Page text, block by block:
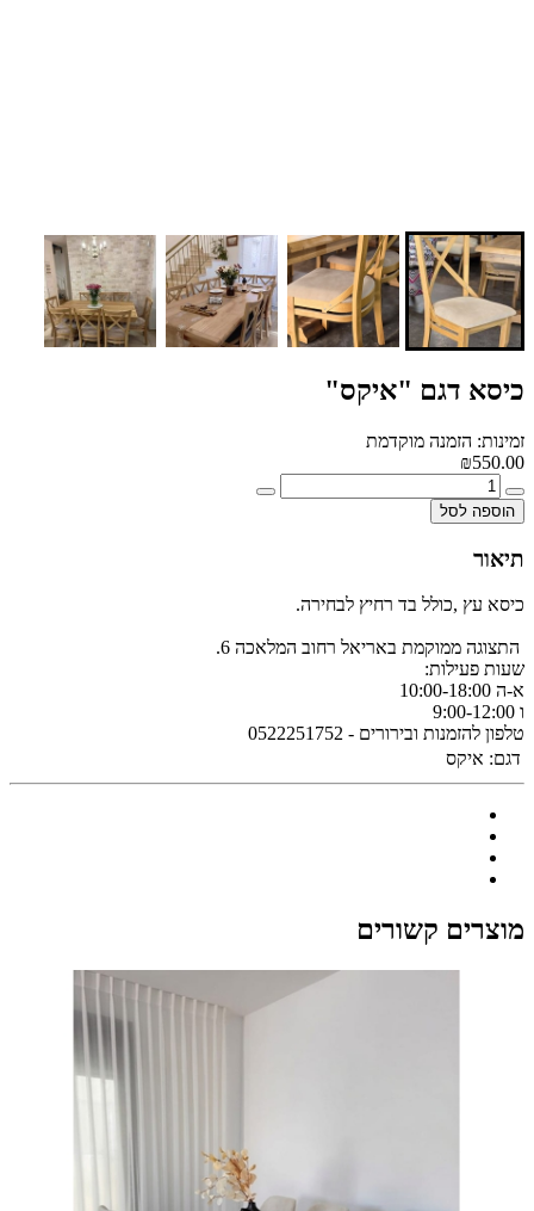
כיסא דגם "איקס"
זמינות: הזמנה מוקדמת
₪550.00
הוספה לסל
תיאור
כיסא עץ ,כולל בד רחיץ לבחירה.
התצוגה ממוקמת באריאל רחוב המלאכה 6.
שעות פעילות:
א-ה 10:00-18:00
ו 9:00-12:00
טלפון להזמנות ובירורים - 0522251752
דגם: איקס
מוצרים קשורים